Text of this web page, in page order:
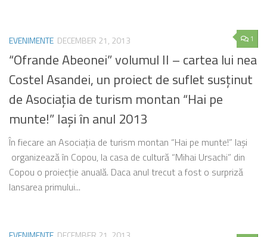
1
EVENIMENTE DECEMBER 21, 2013
“Ofrande Abeonei” volumul II – cartea lui nea
Costel Asandei, un proiect de suflet susţinut
de Asociaţia de turism montan “Hai pe
munte!” Iaşi în anul 2013
În fiecare an Asociaţia de turism montan “Hai pe munte!” Iaşi
organizează în Copou, la casa de cultură “Mihai Ursachi” din
Copou o proiecţie anuală. Daca anul trecut a fost o surpriză
lansarea primului...